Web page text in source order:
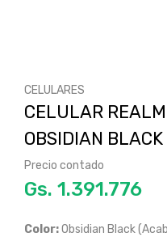
CELULARES
CELULAR
OBSIDIAN
Precio contado
Gs.
Color:Obsidian Black